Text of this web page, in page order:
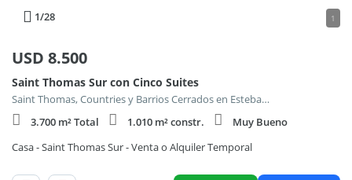
1/28 1
USD 8.500
Saint Thomas Sur con Cinco Suites
Saint Thomas, Countries y Barrios Cerrados en Esteban Echeverria
3.700 m² Total
1.010 m² constr.
Muy Bueno
Casa - Saint Thomas Sur - Venta o Alquiler Temporal